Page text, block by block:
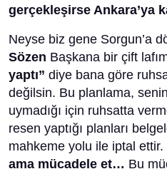
gerçekleşirse Ankara’ya
Neyse biz gene Sorgun’a
Sözen Başkana bir çift
yaptı” diye bana göre
değilsin. Bu planlama,
uymadığı için ruhsatta
resen yaptığı planları
mahkeme yolu ile iptal ettir.
ama mücadele et… Bu